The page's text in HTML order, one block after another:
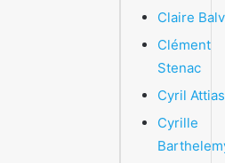
Claire
Clément
Stenac
Cyril Attias
Cyrille